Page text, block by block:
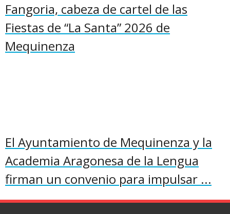
Fangoria, cabeza de cartel de las
Fiestas de “La Santa” 2026 de
Mequinenza
El Ayuntamiento de Mequinenza y la
Academia Aragonesa de la Lengua
firman un convenio para impulsar ...